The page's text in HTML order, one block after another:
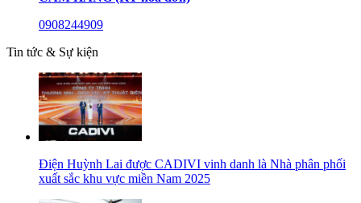
0908244909
Tin tức & Sự kiện
Điện Huỳnh Lai được CADIVI vinh danh là Nhà phân phối
xuất sắc khu vực miền Nam 2025